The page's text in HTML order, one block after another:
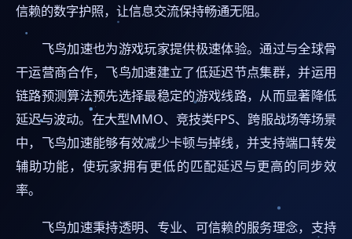
信赖的数字护照，让信息交流保持畅通无阻。
飞鸟加速也为游戏玩家提供极速体验。通过与全球骨
干运营商合作，飞鸟加速建立了低延迟节点集群，并运用
链路预测算法预先选择最稳定的游戏线路，从而显著降低
延迟与波动。在大型MMO、竞技类FPS、跨服战场等场景
中，飞鸟加速能够有效减少卡顿与掉线，并支持端口转发
辅助功能，使玩家拥有更低的匹配延迟与更高的同步效
率。
飞鸟加速秉持透明、专业、可信赖的服务理念，支持